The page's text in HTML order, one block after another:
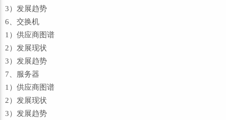
3）发展趋势
6、交换机
1）供应商图谱
2）发展现状
3）发展趋势
7、服务器
1）供应商图谱
2）发展现状
3）发展趋势